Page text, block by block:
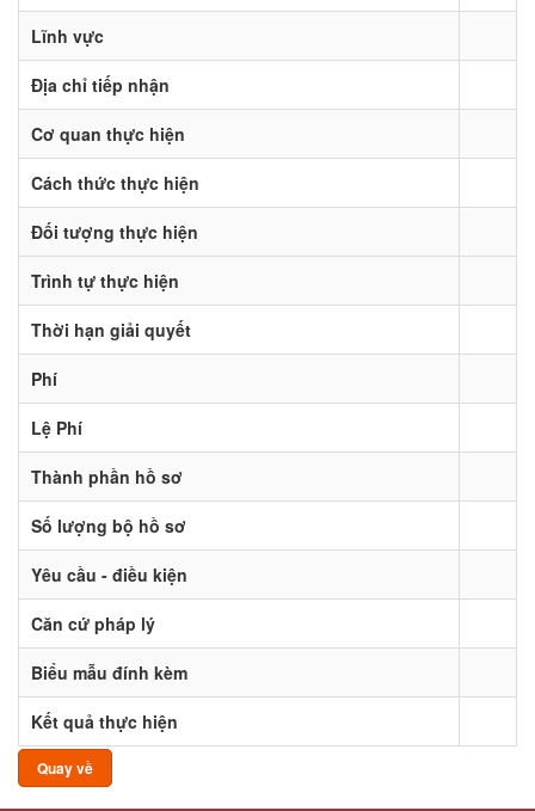
Lĩnh vực
Địa chỉ tiếp nhận
Cơ quan thực hiện
Cách thức thực hiện
Đối tượng thực hiện
Trình tự thực hiện
Thời hạn giải quyết
Phí
Lệ Phí
Thành phần hồ sơ
Số lượng bộ hồ sơ
Yêu cầu - điều kiện
Căn cứ pháp lý
Biểu mẫu đính kèm
Kết quả thực hiện
Quay về